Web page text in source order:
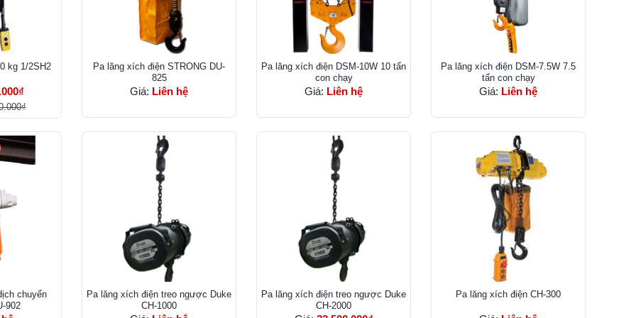
kg 1/2SH2
Pa lăng xích điện STRONG DU-
825
Giá: Liên hệ
Pa lăng xích điện DSM-10W 10 tấn
con chạy
Giá: Liên hệ
Pa lăng xích điện DSM-7.5W 7.5
tấn con chạy
Giá: Liên hệ
chuyển
902
Pa lăng xích điện treo ngược Duke
CH-1000
Pa lăng xích điện treo ngược Duke
CH-2000
Pa lăng xích điện CH-300